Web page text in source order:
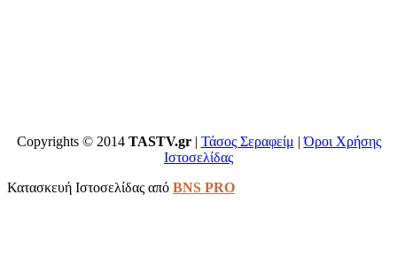
Copyrights © 2014 TASTV.gr| Τάσος Σεραφείμ |Όροι Χρήσης
Ιστοσελίδας
Κατασκευή Ιστοσελίδας από BNS PRO